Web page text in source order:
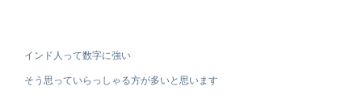
インド人って数字に強い
そう思っていらっしゃる方が多いと思います